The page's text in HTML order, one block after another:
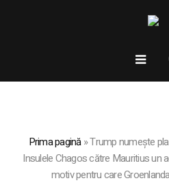
Prima pagină»Trump numește
Insulele Chagos către Mauritius un
motiv pentru care